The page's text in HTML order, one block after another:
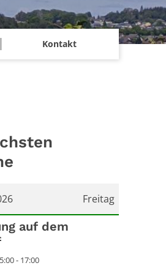
Kontakt
Freitag
2026
auf dem
- 17:00